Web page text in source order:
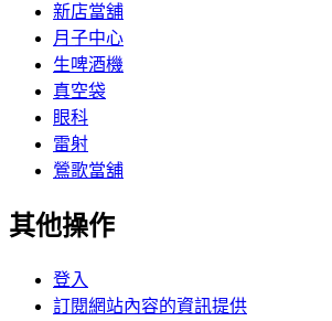
新店當舖
月子中心
生啤酒機
真空袋
眼科
雷射
鶯歌當舖
其他操作
登入
訂閱網站內容的資訊提供